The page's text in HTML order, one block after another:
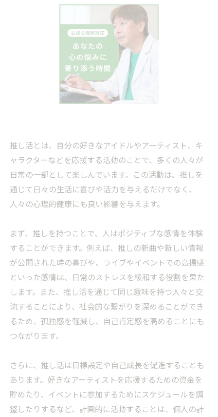
推し活とは、自分の好きなアイドルやアーティスト、キ
ャラクターなどを応援する活動のことで、多くの人々が
日常の一部として楽しんでいます。この活動は、推しを
通じて日々の生活に喜びや活力を与えるだけでなく、
人々の心理的健康にも良い影響を与えます。
まず、推しを持つことで、人はポジティブな感情を体験
することができます。例えば、推しの新曲や新しい情報
が公開された時の喜びや、ライブやイベントでの高揚感
といった感情は、日常のストレスを緩和する役割を果た
します。また、推し活を通じて同じ趣味を持つ人々と交
流することにより、社会的な繋がりを深めることができ
るため、孤独感を軽減し、自己肯定感を高めることにも
つながります。
さらに、推し活は目標設定や自己成長を促進することも
あります。好きなアーティストを応援するための資金を
貯めたり、イベントに参加するためにスケジュールを調
整したりするなど、計画的に活動することは、個人の計